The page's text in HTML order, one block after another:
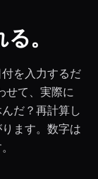
。
を入力するだ
せて、実際に
だ？再計算し
ます。数字は